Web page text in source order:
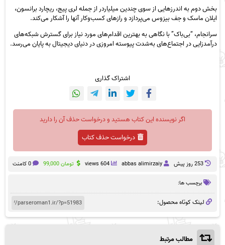
بخش دوم به اندرزهایی از سوی چندین میلیاردر از جمله لری پیج، ریچارد برانسون،
ایلان ماسک و جف بیزوس می‌پردازد و رازهای کسب‌وکار آنها را آشکار می‌کند.
سرانجام، “بی‌باک” با نگاهی به بهترین اقدام‌های مورد نیاز برای گسترش شبکه‌های
درآمدزایی در اجتماع‌های به‌شدت پیوسته امروزی در دنیای دیجیتال به پایان می‌رسد.
اشتراک گذاری
اگر نویسنده این کتاب هستید و درخواست حذف آن را دارید
درخواست حذف کتاب
253 روز پيش abbas alimirzaiy
604 views تومان99,000 0 کامنت
برچسب ها:
لینک کوتاه محصول:
مطالب مرتبط